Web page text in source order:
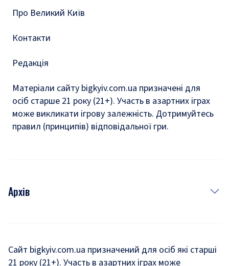
Про Великий Київ
Контакти
Редакція
Матеріали сайту bigkyiv.com.ua призначені для
осіб старше 21 року (21+). Участь в азартних іграх
може викликати ігрову залежність. Дотримуйтесь
правил (принципів) відповідальної гри.
Архів
Комуналка
Сайт bigkyiv.com.ua призначений для осіб які старші
21 року (21+). Участь в азартних іграх може